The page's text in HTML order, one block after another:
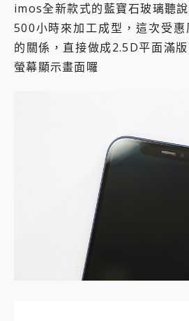
imos全新款式的藍寶石玻璃聽
500小時來加工成型，這次受
的關係，直接做成2.5D平面滿
螢幕顯示畫面囉